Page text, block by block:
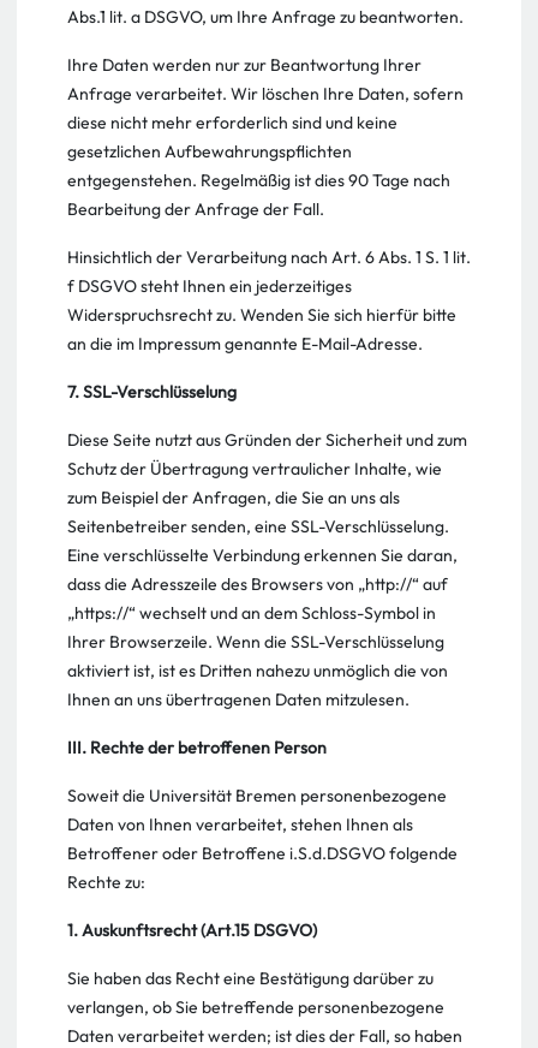
Abs.1 lit. a DSGVO, um Ihre Anfrage zu beantworten.
Ihre Daten werden nur zur Beantwortung Ihrer
Anfrage verarbeitet. Wir löschen Ihre Daten, sofern
diese nicht mehr erforderlich sind und keine
gesetzlichen Aufbewahrungspflichten
entgegenstehen. Regelmäßig ist dies 90 Tage nach
Bearbeitung der Anfrage der Fall.
Hinsichtlich der Verarbeitung nach Art. 6 Abs. 1 S. 1 lit.
f DSGVO steht Ihnen ein jederzeitiges
Widerspruchsrecht zu. Wenden Sie sich hierfür bitte
an die im Impressum genannte E-Mail-Adresse.
7. SSL-Verschlüsselung
Diese Seite nutzt aus Gründen der Sicherheit und zum
Schutz der Übertragung vertraulicher Inhalte, wie
zum Beispiel der Anfragen, die Sie an uns als
Seitenbetreiber senden, eine SSL-Verschlüsselung.
Eine verschlüsselte Verbindung erkennen Sie daran,
dass die Adresszeile des Browsers von „http://“ auf
„https://“ wechselt und an dem Schloss-Symbol in
Ihrer Browserzeile. Wenn die SSL-Verschlüsselung
aktiviert ist, ist es Dritten nahezu unmöglich die von
Ihnen an uns übertragenen Daten mitzulesen.
III. Rechte der betroffenen Person
Soweit die Universität Bremen personenbezogene
Daten von Ihnen verarbeitet, stehen Ihnen als
Betroffener oder Betroffene i.S.d.DSGVO folgende
Rechte zu:
1. Auskunftsrecht (Art.15 DSGVO)
Sie haben das Recht eine Bestätigung darüber zu
verlangen, ob Sie betreffende personenbezogene
Daten verarbeitet werden; ist dies der Fall, so haben